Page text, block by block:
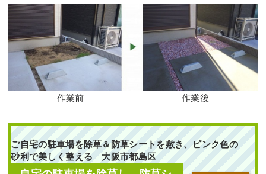
市生野区
, 大阪市 シラカシ
, 常緑樹サ行
ハ行,一戸建て,撤去,植替え
大阪
府,植木の移植・植え替え, 植栽
中古で購入した自宅の
庭にヒメシャリンバイ
とオタフクナンテンを
作業前 作業後
ご自宅の駐車場を除草＆防草シートを敷き、ピンク色の
砂利で美しく整える 大阪市都島区